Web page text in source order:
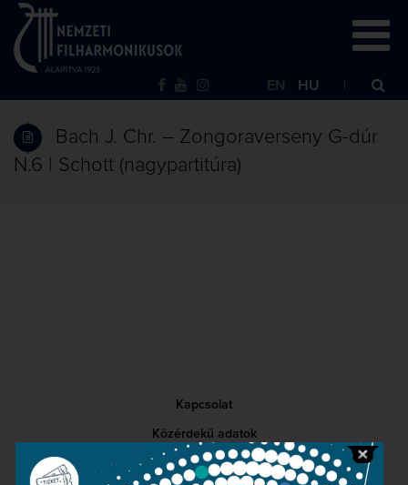
EN HU
Bach J. Chr. – Zongoraverseny G-dúr
N.6 | Schott (nagypartitúra)
Kapcsolat
Közérdekű adatok
Sajtószoba